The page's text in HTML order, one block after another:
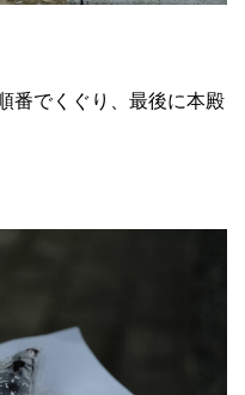
番でくぐり、最後に本殿